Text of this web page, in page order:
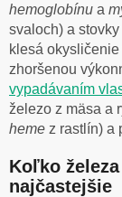
hemoglobínu a
svaloch) a
klesá
zhoršenou
vypadávaním
železo z mäsa a
heme z rastlín) a
Koľko
najčastejšie